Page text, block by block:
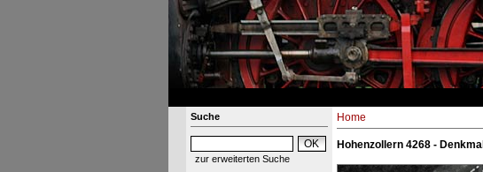
Suche
zur erweiterten Suche
Home
Hohenzollern 4268 - Denkmal